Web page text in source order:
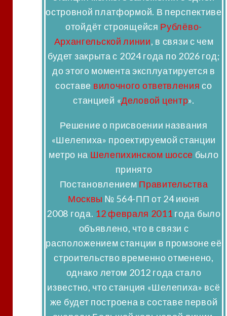
островной платформой. В перспективе
отойдёт строящейся Рублёво-
Архангельской линии, в связи с чем
будет закрыта с 2024 года по 2026 год;
до этого момента эксплуатируется в
составе вилочного ответвления со
станцией «Деловой центр».
Решение о присвоении названия
«Шелепиха» проектируемой станции
метро на Шелепихинском шоссе было
принято
Постановлением Правительства
Москвы № 564-ПП от 24 июня
2008 года. 12 февраля 2011 года было
объявлено, что в связи с
расположением станции в промзоне её
строительство временно отменено,
однако летом 2012 года стало
известно, что станция «Шелепиха» всё
же будет построена в составе первой